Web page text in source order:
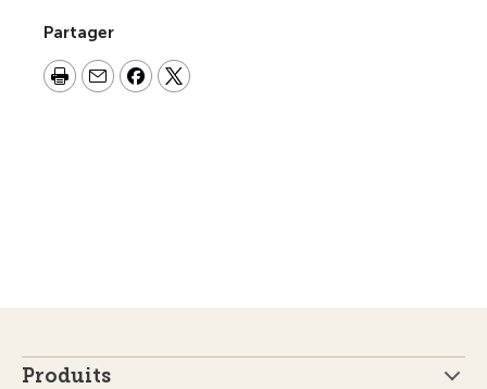
Partager
Produits